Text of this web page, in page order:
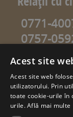
0771-
0757-
0757-
© copyright 2026.
Toate drepturile
Acest site
Acest site web
utilizatorului. Prin
toate cookie-urile în
urile.Află mai multe